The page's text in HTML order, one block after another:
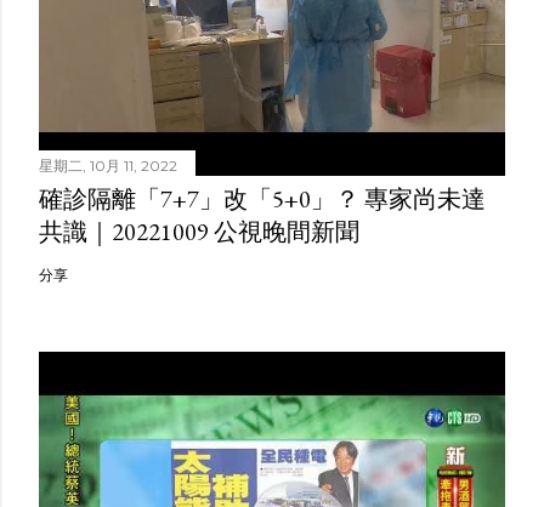
星期二, 10月 11, 2022
確診隔離「7+7」改「5+0」？ 專家尚未達
共識｜20221009 公視晚間新聞
分享